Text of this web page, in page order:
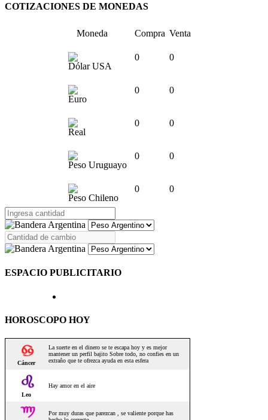
COTIZACIONES DE MONEDAS
Moneda Compra Venta
Dólar USA
0 0
Euro
0 0
Real
0 0
Peso Uruguayo
0 0
Peso Chileno
0 0
ESPACIO PUBLICITARIO
HOROSCOPO HOY